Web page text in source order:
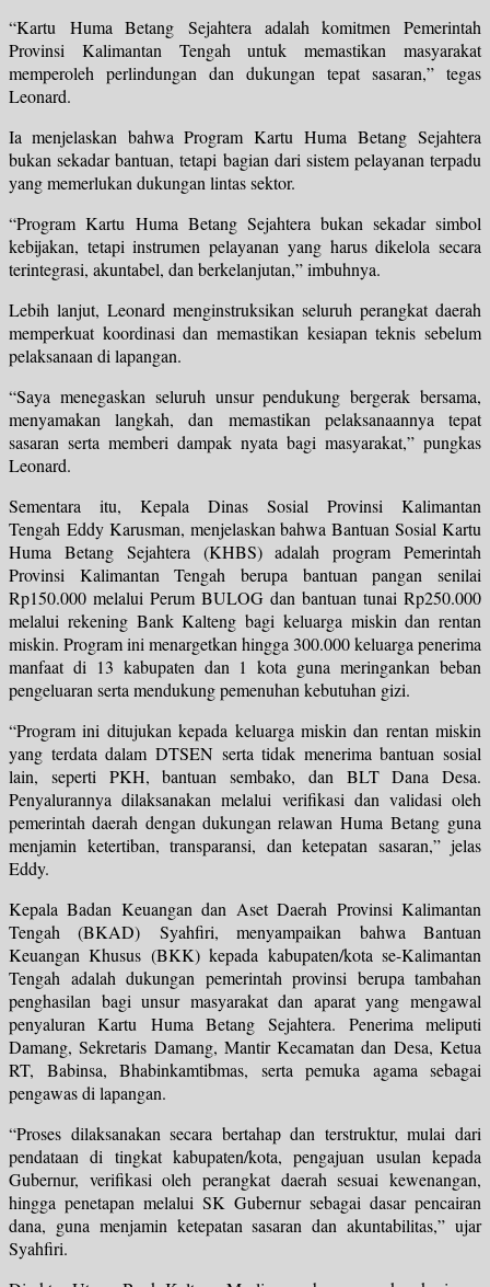
“Kartu Huma Betang Sejahtera adalah komitmen Pemerintah
Provinsi Kalimantan Tengah untuk memastikan masyarakat
memperoleh perlindungan dan dukungan tepat sasaran,” tegas
Leonard.
Ia menjelaskan bahwa Program Kartu Huma Betang Sejahtera
bukan sekadar bantuan, tetapi bagian dari sistem pelayanan terpadu
yang memerlukan dukungan lintas sektor.
“Program Kartu Huma Betang Sejahtera bukan sekadar simbol
kebijakan, tetapi instrumen pelayanan yang harus dikelola secara
terintegrasi, akuntabel, dan berkelanjutan,” imbuhnya.
Lebih lanjut, Leonard menginstruksikan seluruh perangkat daerah
memperkuat koordinasi dan memastikan kesiapan teknis sebelum
pelaksanaan di lapangan.
“Saya menegaskan seluruh unsur pendukung bergerak bersama,
menyamakan langkah, dan memastikan pelaksanaannya tepat
sasaran serta memberi dampak nyata bagi masyarakat,” pungkas
Leonard.
Sementara itu, Kepala Dinas Sosial Provinsi Kalimantan
Tengah Eddy Karusman, menjelaskan bahwa Bantuan Sosial Kartu
Huma Betang Sejahtera (KHBS) adalah program Pemerintah
Provinsi Kalimantan Tengah berupa bantuan pangan senilai
Rp150.000 melalui Perum BULOG dan bantuan tunai Rp250.000
melalui rekening Bank Kalteng bagi keluarga miskin dan rentan
miskin. Program ini menargetkan hingga 300.000 keluarga penerima
manfaat di 13 kabupaten dan 1 kota guna meringankan beban
pengeluaran serta mendukung pemenuhan kebutuhan gizi.
“Program ini ditujukan kepada keluarga miskin dan rentan miskin
yang terdata dalam DTSEN serta tidak menerima bantuan sosial
lain, seperti PKH, bantuan sembako, dan BLT Dana Desa.
Penyalurannya dilaksanakan melalui verifikasi dan validasi oleh
pemerintah daerah dengan dukungan relawan Huma Betang guna
menjamin ketertiban, transparansi, dan ketepatan sasaran,” jelas
Eddy.
Kepala Badan Keuangan dan Aset Daerah Provinsi Kalimantan
Tengah (BKAD) Syahfiri, menyampaikan bahwa Bantuan
Keuangan Khusus (BKK) kepada kabupaten/kota se-Kalimantan
Tengah adalah dukungan pemerintah provinsi berupa tambahan
penghasilan bagi unsur masyarakat dan aparat yang mengawal
penyaluran Kartu Huma Betang Sejahtera. Penerima meliputi
Damang, Sekretaris Damang, Mantir Kecamatan dan Desa, Ketua
RT, Babinsa, Bhabinkamtibmas, serta pemuka agama sebagai
pengawas di lapangan.
“Proses dilaksanakan secara bertahap dan terstruktur, mulai dari
pendataan di tingkat kabupaten/kota, pengajuan usulan kepada
Gubernur, verifikasi oleh perangkat daerah sesuai kewenangan,
hingga penetapan melalui SK Gubernur sebagai dasar pencairan
dana, guna menjamin ketepatan sasaran dan akuntabilitas,” ujar
Syahfiri.